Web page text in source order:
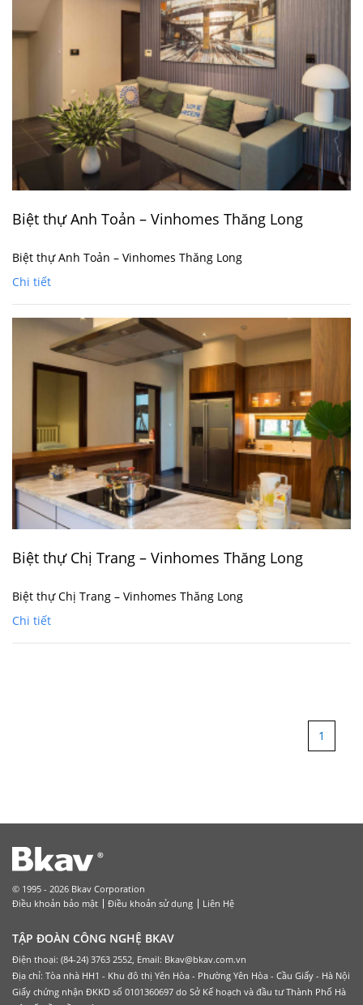
Biệt thự Anh Toản – Vinhomes Thăng Long
Biệt thự Anh Toản – Vinhomes Thăng Long
Chi tiết
Biệt thự Chị Trang – Vinhomes Thăng Long
Biệt thự Chị Trang – Vinhomes Thăng Long
Chi tiết
1
© 1995 - 2026 Bkav Corporation
Điều khoản bảo mật
Điều khoản sử dụng Liên Hệ
TẬP ĐOÀN CÔNG NGHỆ BKAV
Điện thoại: (84-24) 3763 2552, Email: Bkav@bkav.com.vn
Địa chỉ: Tòa nhà HH1 - Khu đô thị Yên Hòa - Phường Yên Hòa - Cầu Giấy - Hà Nội
Giấy chứng nhận ĐKKD số 0101360697 do Sở Kế hoạch và đầu tư Thành Phố Hà